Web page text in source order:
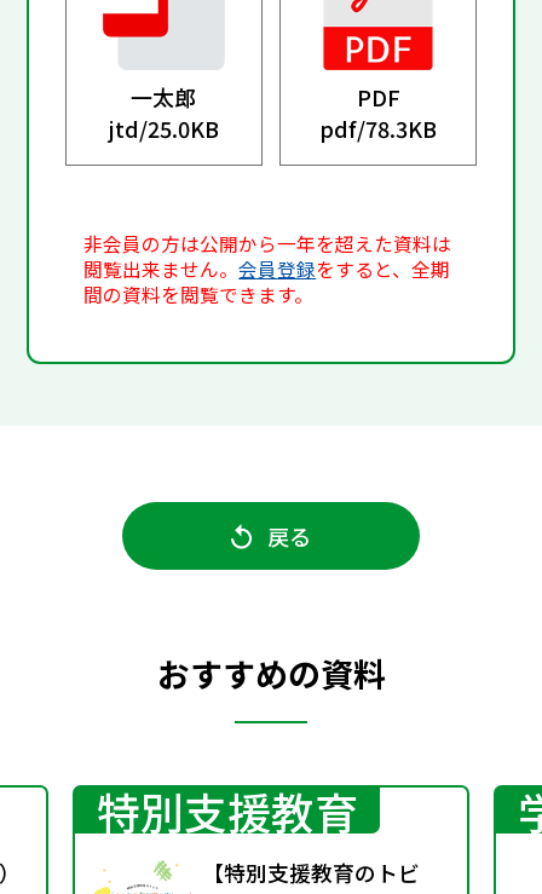
一太郎
jtd/25.0KB
PDF
pdf/78.3KB
非会員の方は公開から一年を超えた資料は
閲覧出来ません。会員登録をすると、全期
間の資料を閲覧できます。
戻る
おすすめの資料
特別支援教育
【特別支援教育のトビ